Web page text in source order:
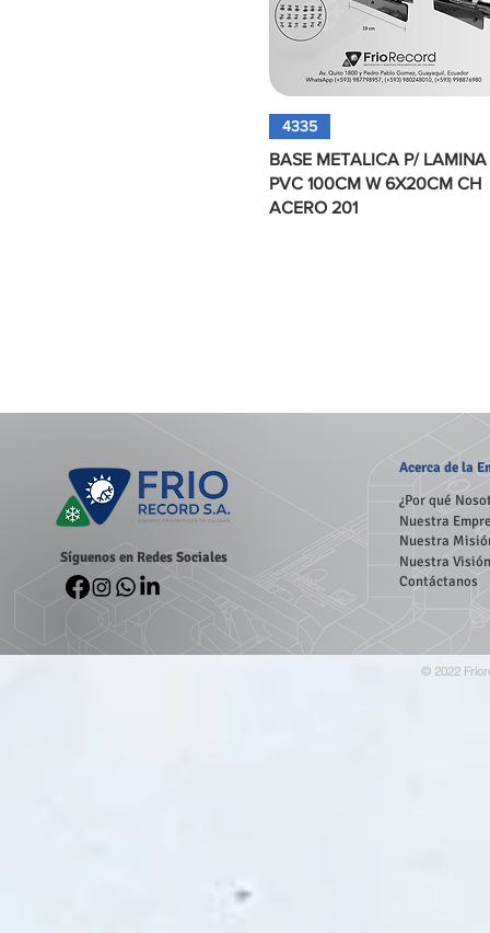
4335
BASE METALICA P/ LAMINA
PVC 100CM W 6X20CM CH
ACERO 201
Síguenos en Redes Sociales
Acercade la
¿Por qué
Nuestra
Nuestra
Nuestra Visión
Contáctanos
© 2022